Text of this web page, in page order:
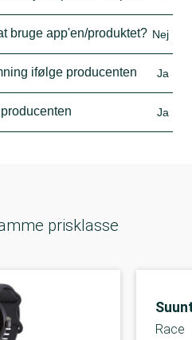
bruge app'en/produktet? Nej
ifølge producenten Ja
Ja
prisklasse
Race